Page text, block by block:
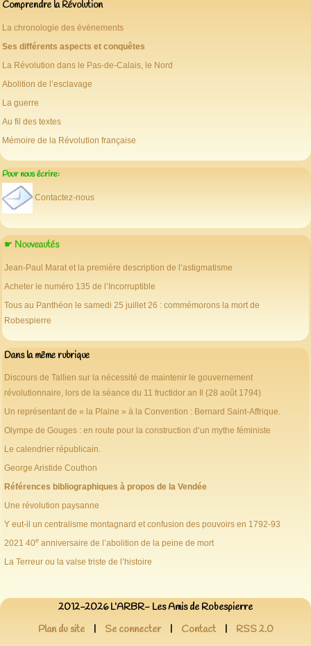
Comprendre la Révolution
La chronologie des évènements
Ses différents aspects et conquêtes
La Révolution dans le Pas-de-Calais, le Nord
Abolition de l’esclavage
La guerre
Au fil des textes
Mémoire de la Révolution française
Pour nous écrire:
Contactez-nous
☛ Nouveautés
Jean-Paul Marat et la première description de l’astigmatisme
Acheter le numéro 135 de l’Incorruptible
Tous au Panthéon le samedi 25 juillet 26 : commémorons la mort de
Robespierre
Dans la même rubrique
Discours de Tallien sur la nécessité de maintenir le gouvernement
révolutionnaire, lors de la séance du 11 fructidor an Il (28 août 1794)
Un représentant de « la Plaine » à la Convention : Bernard Saint-Affrique.
Olympe de Gouges : en route pour la construction d’un mythe féministe
Le calendrier républicain.
George Aristide Couthon
Références bibliographiques à propos de la Vendée
Une révolution paysanne
Y eut-il un centralisme montagnard et confusion des pouvoirs en 1792-93
2021 40e anniversaire de l’abolition de la peine de mort
La Terreur ou la valse triste de l’histoire
2012-2026 L’ARBR- Les Amis de Robespierre
Plan du site
| Se connecter | Contact | RSS 2.0